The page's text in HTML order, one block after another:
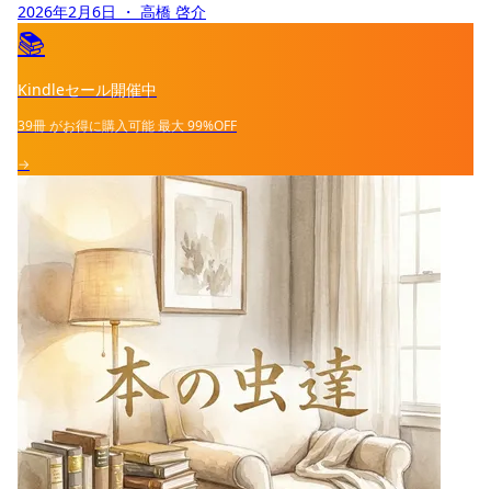
2026年2月6日 ・ 高橋 啓介
📚
Kindleセール開催中
39冊がお得に購入可能最大99%OFF
→